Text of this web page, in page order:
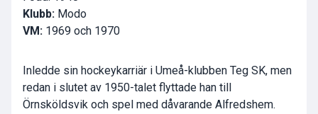
Klubb: Modo
VM: 1969 och 1970
Inledde sin hockeykarriär i Umeå-klubben Teg SK, men
redan i slutet av 1950-talet flyttade han till
Örnsköldsvik och spel med dåvarande Alfredshem.